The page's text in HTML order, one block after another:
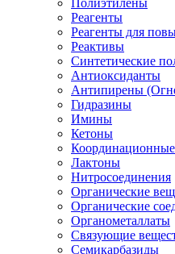
Полиэтилены
Реагенты
Реагенты для
Реактивы
Синтетические
Антиоксиданты
Антипирены
Гидразины
Имины
Кетоны
Лактоны
Нитросоединения
Органические
Органические
Органометаллаты
Связующие
Семикарбазиды